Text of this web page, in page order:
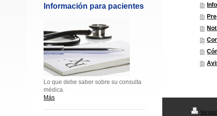
Información para pacientes
Lo que debe saber sobre su consulta
médica.
Más